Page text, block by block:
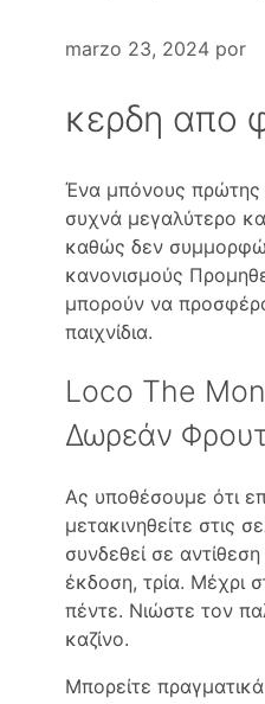
marzo 23, 2024 por
κερδη απο
Ένα μπόνους πρώτης
συχνά μεγαλύτερο
καθώς δεν
κανονισμούς
μπορούν να
παιχνίδια.
Loco The
Δωρεάν
Ας υποθέσουμε ότι
μετακινηθείτε στις
συνδεθεί σε
έκδοση, τρία. Μέχρι
πέντε. Νιώστε τον
καζίνο.
Μπορείτε